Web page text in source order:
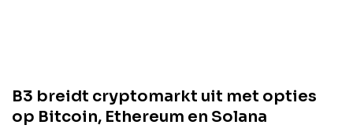
B3 breidt cryptomarkt uit met opties
op Bitcoin, Ethereum en Solana